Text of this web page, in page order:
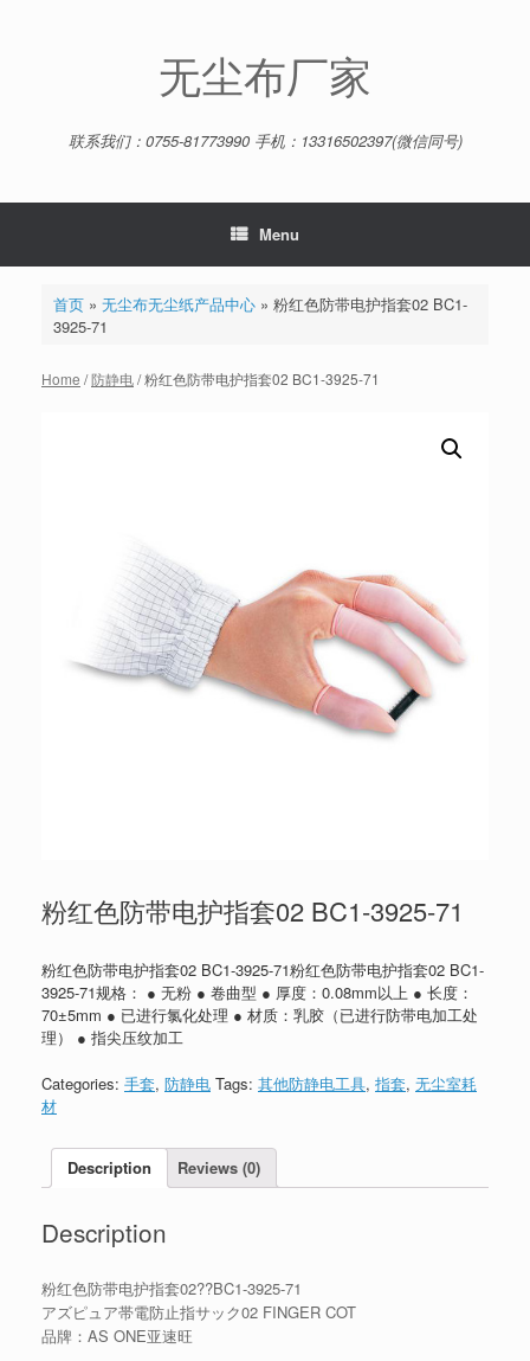
无尘布厂家
联系我们：0755-81773990 手机：13316502397(微信同号)
Menu
首页» 无尘布无尘纸产品中心» 粉红色防带电护指套02 BC1-
3925-71
Home /防静电/ 粉红色防带电护指套02 BC1-3925-71
粉红色防带电护指套02 BC1-3925-71
粉红色防带电护指套02 BC1-3925-71粉红色防带电护指套02 BC1-
3925-71规格： ● 无粉 ● 卷曲型 ● 厚度：0.08mm以上 ● 长度：
70±5mm ● 已进行氯化处理 ● 材质：乳胶（已进行防带电加工处
理） ● 指尖压纹加工
Categories: 手套, 防静电 Tags: 其他防静电工具, 指套, 无尘室耗
材
Description Reviews (0)
Description
粉红色防带电护指套02??BC1-3925-71
アズピュア帯電防止指サック02 FINGER COT
品牌：AS ONE亚速旺